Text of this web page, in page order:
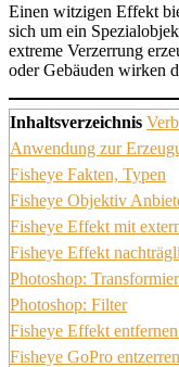
Einen witzigen Effekt
sich um ein
extreme Verzerrung
oder Gebäuden wirken
Inhaltsverzeichnis
Anwendung zur
Fisheye Fakten, Typen
Fisheye Objektiv
Fisheye Effekt mit
Fisheye Effekt
Photoshop:
Photoshop: Filter
Fisheye Effekt
Fisheye GoPro